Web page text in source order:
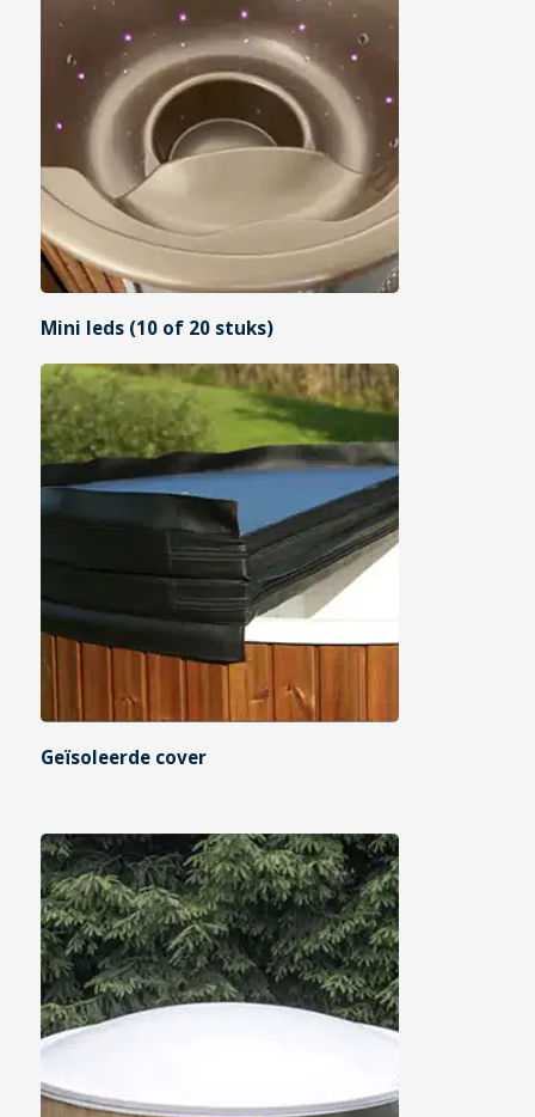
Mini leds (10 of 20 stuks)
Geïsoleerde cover